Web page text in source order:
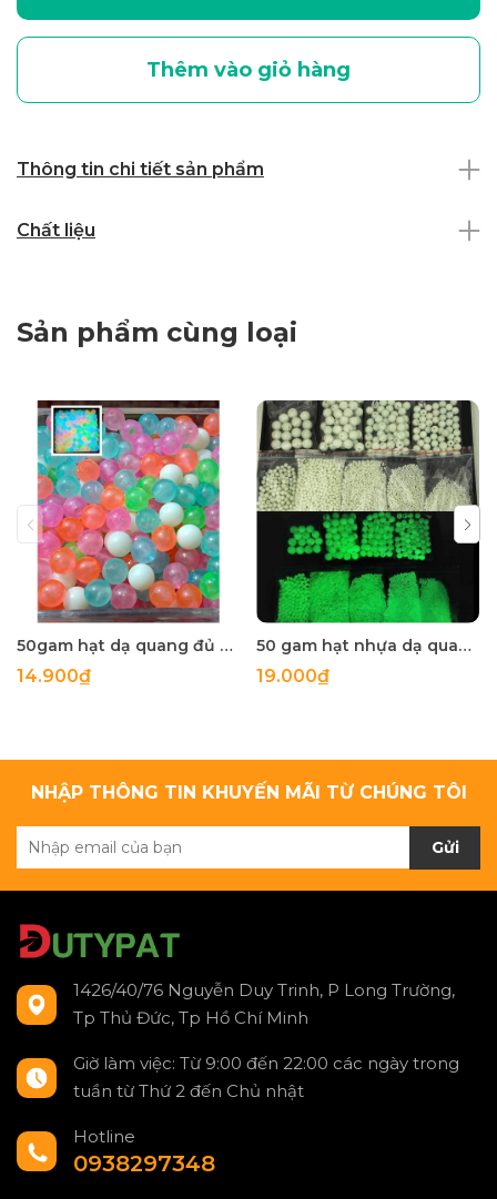
Thêm vào giỏ hàng
Thông tin chi tiết sản phẩm
Chất liệu
Sản phẩm cùng loại
50gam hạt dạ quang đủ màu 6mm, 8mm, 10mm, 12mm, hạt nhựa tròn
14.900₫
50 gam hạt nhựa dạ quang tròn đủ size 4mm, 5mm, 6mm, 8mm, 10mm, 12mm, 14mm, 16mm ,18mm , 10mm, 22mm, 25mm
19.000₫
NHẬP THÔNG TIN KHUYẾN MÃI TỪ CHÚNG TÔI
Gửi
1426/40/76 Nguyễn Duy Trinh, P Long Trường,
Tp Thủ Đức, Tp Hồ Chí Minh
Giờ làm việc: Từ 9:00 đến 22:00 các ngày trong
tuần từ Thứ 2 đến Chủ nhật
Hotline
0938297348